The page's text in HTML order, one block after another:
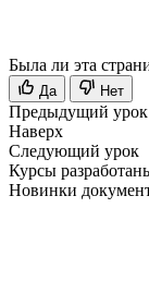
Была ли эта
Да Нет
Предыдущий урок
Наверх
Следующий урок
Курсы
Новинки